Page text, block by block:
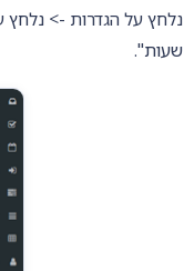
נלחץ על הגדרות ->
שעות".